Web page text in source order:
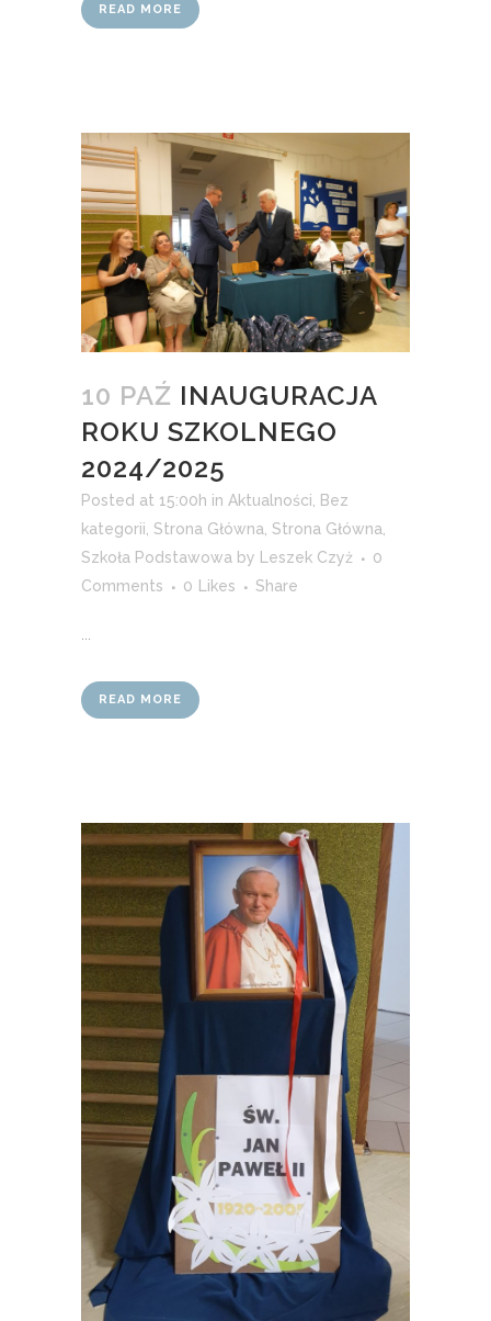
READ MORE
10 PAŹ INAUGURACJA
ROKU SZKOLNEGO
2024/2025
Posted at 15:00h in Aktualności
Bez
kategorii Strona Główna Strona Główna
Szkoła Podstawowa by Leszek Czyż
0
Comments
0 Likes Share
READ MORE